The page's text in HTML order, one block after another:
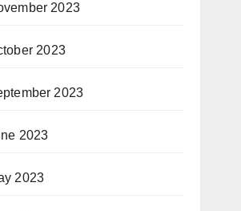
2023
2023
2023
2023
2023